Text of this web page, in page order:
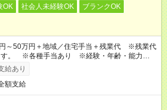
OK 社会人未経験OK
ブランクOK
～50万円＋地域／住宅手当＋残業代 ※残業代
す。 ※各種手当あり ※経験・年齢・能力等を
遇します。
給あり
額支給